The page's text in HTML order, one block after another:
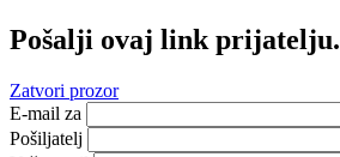
Pošalji ovaj link prijatelju.
Zatvori prozor
E-mail za
Pošiljatelj